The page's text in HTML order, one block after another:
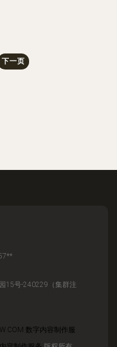
下一页
15号-240229（集群注
数字内容制作服